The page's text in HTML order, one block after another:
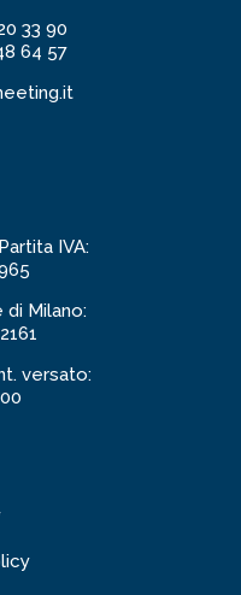
33 90
64 57
IVA:
Milano:
versato: